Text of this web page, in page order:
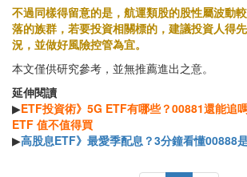
不過同樣得留意的是，航運類股的股性屬波動
落的族群，若要投資相關標的，建議投資人得
況，並做好風險控管為宜。
本文僅供研究參考，並無推薦進出之意。
延伸閱讀
▶ETF投資術》5G ETF有哪些？00881還能追
ETF 值不值得買
▶高股息ETF》最愛季配息？3分鐘看懂00888